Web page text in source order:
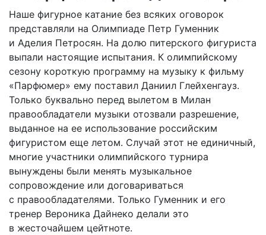
Наше фигурное катание без всяких оговорок
представляли на Олимпиаде Петр Гуменник
и Аделия Петросян. На долю питерского фигуриста
выпали настоящие испытания. К олимпийс­кому
сезону короткую программу на музыку к фильму
«Парфюмер» ему поставил Даниил Глейхенгауз.
Только буквально перед вылетом в Милан
правообладатели музыки отозвали разрешение,
выданное на ее использование российским
фигуристом еще летом. Случай этот не единичный,
многие участники олимпийского турнира
вынуждены были менять музыкальное
сопровождение или договариваться
с правообладателями. Только Гуменник и его
тренер Вероника Дайнеко делали это
в жесточайшем цейтноте.